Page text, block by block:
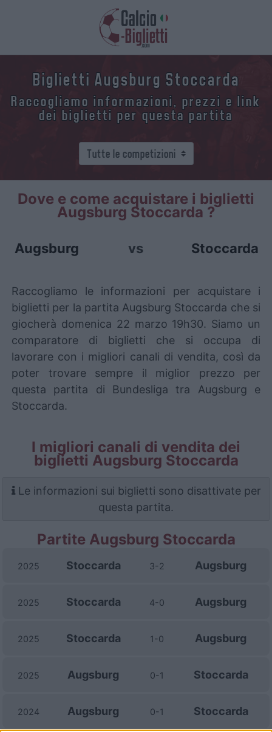
Biglietti Augsburg Stoccarda
Raccogliamo informazioni, prezzi e link
dei biglietti per questa partita
Dove e come acquistare i biglietti
Augsburg Stoccarda ?
Augsburg vs Stoccarda
Raccogliamo le informazioni per acquistare i
biglietti per la partita Augsburg Stoccarda che si
giocherà domenica 22 marzo 19h30. Siamo un
comparatore di biglietti che si occupa di
lavorare con i migliori canali di vendita, così da
poter trovare sempre il miglior prezzo per
questa partita di Bundesliga tra Augsburg e
Stoccarda.
I migliori canali di vendita dei
biglietti Augsburg Stoccarda
Le informazioni sui biglietti sono disattivate per
questa partita.
Partite Augsburg Stoccarda
2025 Stoccarda 3-2 Augsburg
2025 Stoccarda 4-0 Augsburg
2025 Stoccarda 1-0 Augsburg
2025 Augsburg 0-1 Stoccarda
2024 Augsburg 0-1 Stoccarda